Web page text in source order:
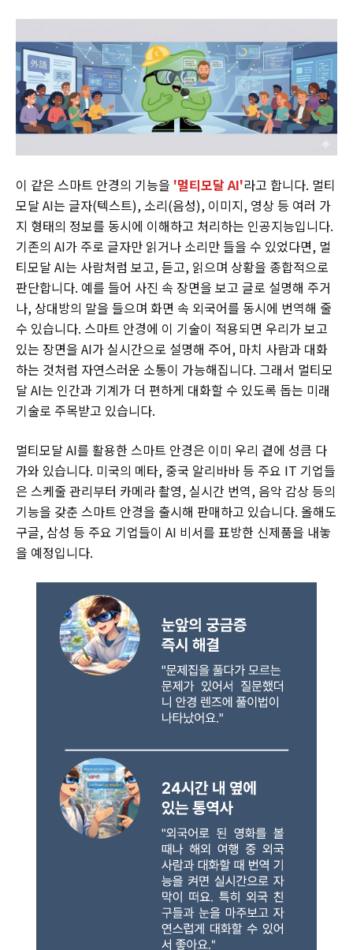
이 같은 스마트 안경의 기능을 '멀티모달 AI'라고 합니다. 멀티
모달 AI는 글자(텍스트), 소리(음성), 이미지, 영상 등 여러 가
지 형태의 정보를 동시에 이해하고 처리하는 인공지능입니다.
기존의 AI가 주로 글자만 읽거나 소리만 들을 수 있었다면, 멀
티모달 AI는 사람처럼 보고, 듣고, 읽으며 상황을 종합적으로
판단합니다. 예를 들어 사진 속 장면을 보고 글로 설명해 주거
나, 상대방의 말을 들으며 화면 속 외국어를 동시에 번역해 줄
수 있습니다. 스마트 안경에 이 기술이 적용되면 우리가 보고
있는 장면을 AI가 실시간으로 설명해 주어, 마치 사람과 대화
하는 것처럼 자연스러운 소통이 가능해집니다. 그래서 멀티모
달 AI는 인간과 기계가 더 편하게 대화할 수 있도록 돕는 미래
기술로 주목받고 있습니다.
멀티모달 AI를 활용한 스마트 안경은 이미 우리 곁에 성큼 다
가와 있습니다. 미국의 메타, 중국 알리바바 등 주요 IT 기업들
은 스케줄 관리부터 카메라 촬영, 실시간 번역, 음악 감상 등의
기능을 갖춘 스마트 안경을 출시해 판매하고 있습니다. 올해도
구글, 삼성 등 주요 기업들이 AI 비서를 표방한 신제품을 내놓
을 예정입니다.